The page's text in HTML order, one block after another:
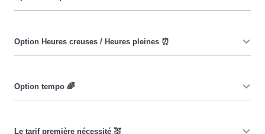
date, ni de l'heure, que ce soit à Treignac ou ailleurs. 💡
Treignac est moindre. ⚡
Treignacois à réduire leur consommation pendant 65